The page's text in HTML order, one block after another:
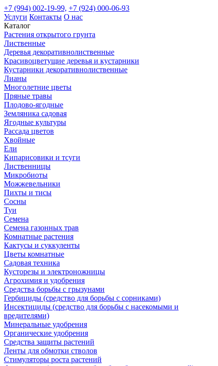
+7 (994) 002-19-99, +7 (924) 000-06-93
Услуги Контакты О нас
Каталог
Растения открытого грунта
Лиственные
Деревья декоративнолиственные
Красивоцветущие деревья и кустарники
Кустарники декоративнолиственные
Лианы
Многолетние цветы
Пряные травы
Плодово-ягодные
Земляника садовая
Ягодные культуры
Рассада цветов
Хвойные
Ели
Кипарисовики и тсуги
Лиственницы
Микробиоты
Можжевельники
Пихты и тисы
Сосны
Туи
Семена
Семена газонных трав
Комнатные растения
Кактусы и суккуленты
Цветы комнатные
Садовая техника
Кусторезы и электроножницы
Агрохимия и удобрения
Средства борьбы с грызунами
Гербициды (средство для борьбы с сорниками)
Инсектициды (средство для борьбы с насекомыми и
вредителями)
Минеральные удобрения
Органические удобрения
Средства защиты растений
Ленты для обмотки стволов
Стимуляторы роста растений